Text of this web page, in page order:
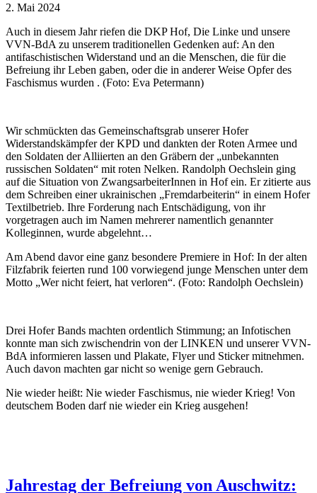
2. Mai 2024
Auch in diesem Jahr riefen die DKP Hof, Die Linke und unsere
VVN-BdA zu unserem traditionellen Gedenken auf: An den
antifaschistischen Widerstand und an die Menschen, die für die
Befreiung ihr Leben gaben, oder die in anderer Weise Opfer des
Faschismus wurden . (Foto: Eva Petermann)
Wir schmückten das Gemeinschaftsgrab unserer Hofer
Widerstandskämpfer der KPD und dankten der Roten Armee und
den Soldaten der Alliierten an den Gräbern der „unbekannten
russischen Soldaten“ mit roten Nelken. Randolph Oechslein ging
auf die Situation von ZwangsarbeiterInnen in Hof ein. Er zitierte aus
dem Schreiben einer ukrainischen „Fremdarbeiterin“ in einem Hofer
Textilbetrieb. Ihre Forderung nach Entschädigung, von ihr
vorgetragen auch im Namen mehrerer namentlich genannter
Kolleginnen, wurde abgelehnt…
Am Abend davor eine ganz besondere Premiere in Hof: In der alten
Filzfabrik feierten rund 100 vorwiegend junge Menschen unter dem
Motto „Wer nicht feiert, hat verloren“. (Foto: Randolph Oechslein)
Drei Hofer Bands machten ordentlich Stimmung; an Infotischen
konnte man sich zwischendrin von der LINKEN und unserer VVN-
BdA informieren lassen und Plakate, Flyer und Sticker mitnehmen.
Auch davon machten gar nicht so wenige gern Gebrauch.
Nie wieder heißt: Nie wieder Faschismus, nie wieder Krieg! Von
deutschem Boden darf nie wieder ein Krieg ausgehen!
Jahrestag der Befreiung von Auschwitz: